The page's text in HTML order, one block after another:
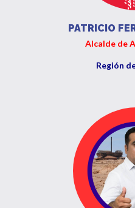
PATRICIO
Alcalde de
Región